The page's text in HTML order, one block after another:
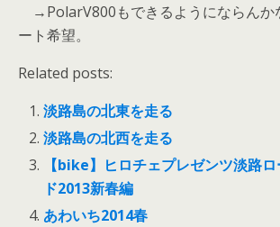
→PolarV800もできるようにならんか
ート希望。
Related posts:
淡路島の北東を走る
淡路島の北西を走る
【bike】ヒロチェプレゼンツ淡路
ド2013新春編
あわいち2014春